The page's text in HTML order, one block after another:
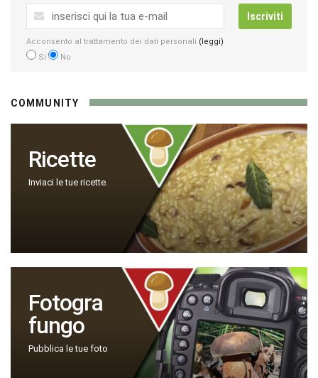
Iscriviti
Acconsento al trattamento dei dati personali (leggi)
Si
No
COMMUNITY
Ricette
Inviaci le tue ricette.
Fotogra
fungo
Pubblica le tue foto